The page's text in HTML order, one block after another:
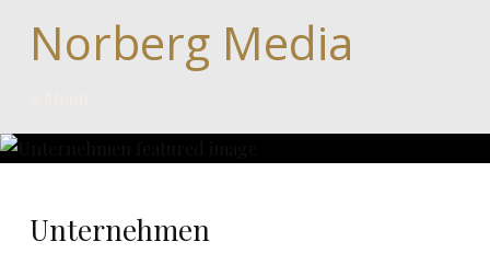
Norberg Media
Unternehmen